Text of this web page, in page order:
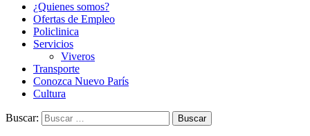
¿Quienes somos?
Ofertas de Empleo
Policlinica
Servicios
Viveros
Transporte
Conozca Nuevo París
Cultura
Buscar: